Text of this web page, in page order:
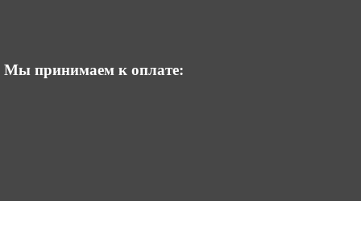
Мы принимаем к оплате: